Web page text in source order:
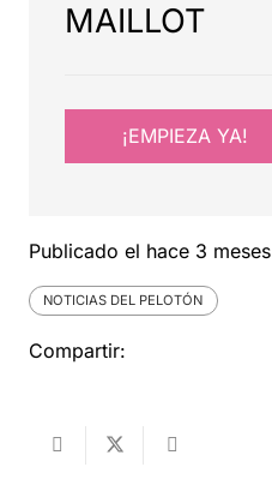
MAILLOT
¡EMPIEZA YA!
Publicado el hace 3 meses
NOTICIAS DEL PELOTÓN
Compartir: